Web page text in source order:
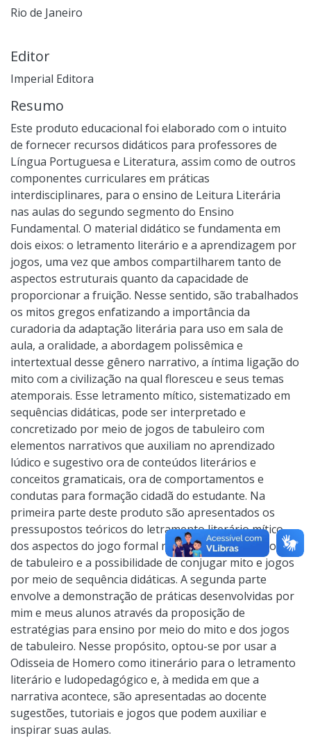
Rio de Janeiro
Editor
Imperial Editora
Resumo
Este produto educacional foi elaborado com o intuito
de fornecer recursos didáticos para professores de
Língua Portuguesa e Literatura, assim como de outros
componentes curriculares em práticas
interdisciplinares, para o ensino de Leitura Literária
nas aulas do segundo segmento do Ensino
Fundamental. O material didático se fundamenta em
dois eixos: o letramento literário e a aprendizagem por
jogos, uma vez que ambos compartilharem tanto de
aspectos estruturais quanto da capacidade de
proporcionar a fruição. Nesse sentido, são trabalhados
os mitos gregos enfatizando a importância da
curadoria da adaptação literária para uso em sala de
aula, a oralidade, a abordagem polissêmica e
intertextual desse gênero narrativo, a íntima ligação do
mito com a civilização na qual floresceu e seus temas
atemporais. Esse letramento mítico, sistematizado em
sequências didáticas, pode ser interpretado e
concretizado por meio de jogos de tabuleiro com
elementos narrativos que auxiliam no aprendizado
lúdico e sugestivo ora de conteúdos literários e
conceitos gramaticais, ora de comportamentos e
condutas para formação cidadã do estudante. Na
primeira parte deste produto são apresentados os
pressupostos teóricos do letramento literário mítico,
dos aspectos do jogo formal representado pelos jogos
de tabuleiro e a possibilidade de conjugar mito e jogos
por meio de sequência didáticas. A segunda parte
envolve a demonstração de práticas desenvolvidas por
mim e meus alunos através da proposição de
estratégias para ensino por meio do mito e dos jogos
de tabuleiro. Nesse propósito, optou-se por usar a
Odisseia de Homero como itinerário para o letramento
literário e ludopedagógico e, à medida em que a
narrativa acontece, são apresentadas ao docente
sugestões, tutoriais e jogos que podem auxiliar e
inspirar suas aulas.